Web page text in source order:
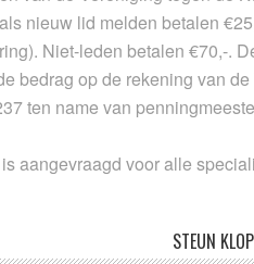
nieuw lid melden betalen
Niet-leden betalen €70,-.
bedrag op de rekening van
ten name van
is aangevraagd voor alle
STEUN